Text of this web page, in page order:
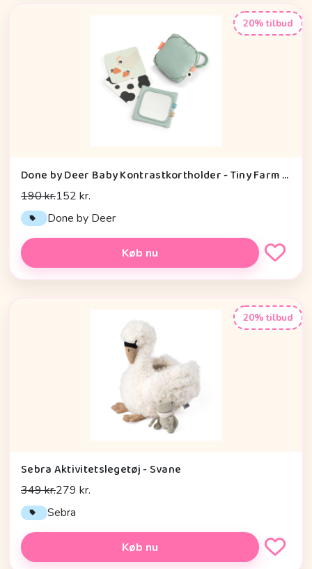
20% tilbud
Done by Deer Baby Kontrastkortholder - Tiny Farm - Grøn
190 kr.152 kr.
Done by Deer
Køb nu
20% tilbud
Sebra Aktivitetslegetøj - Svane
349 kr.279 kr.
Sebra
Køb nu